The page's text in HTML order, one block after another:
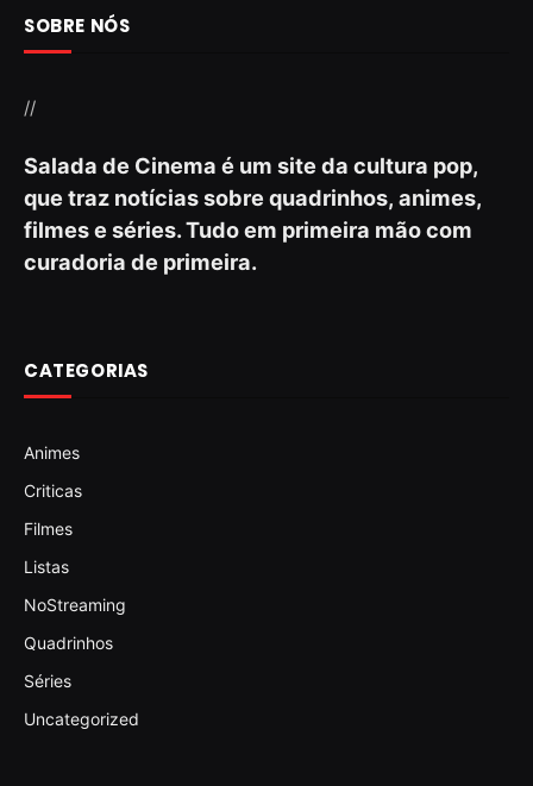
SOBRE NÓS
//
Salada de Cinema é um site da cultura pop,
que traz notícias sobre quadrinhos, animes,
filmes e séries. Tudo em primeira mão com
curadoria de primeira.
CATEGORIAS
Animes
Criticas
Filmes
Listas
NoStreaming
Quadrinhos
Séries
Uncategorized